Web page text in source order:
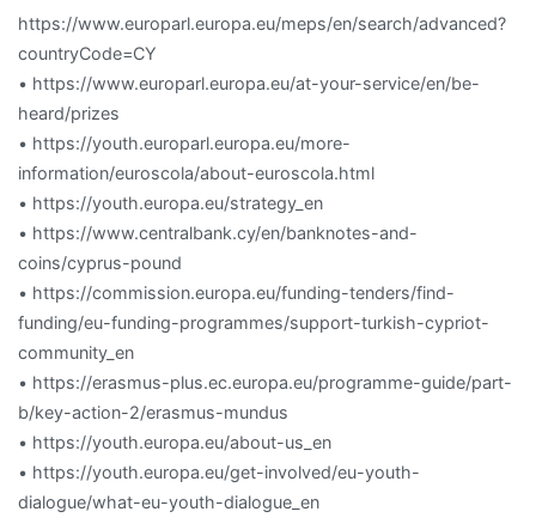
https://www.europarl.europa.eu/meps/en/search/advanced?
countryCode=CY
• https://www.europarl.europa.eu/at-your-service/en/be-
heard/prizes
• https://youth.europarl.europa.eu/more-
information/euroscola/about-euroscola.html
• https://youth.europa.eu/strategy_en
• https://www.centralbank.cy/en/banknotes-and-
coins/cyprus-pound
• https://commission.europa.eu/funding-tenders/find-
funding/eu-funding-programmes/support-turkish-cypriot-
community_en
• https://erasmus-plus.ec.europa.eu/programme-guide/part-
b/key-action-2/erasmus-mundus
• https://youth.europa.eu/about-us_en
• https://youth.europa.eu/get-involved/eu-youth-
dialogue/what-eu-youth-dialogue_en